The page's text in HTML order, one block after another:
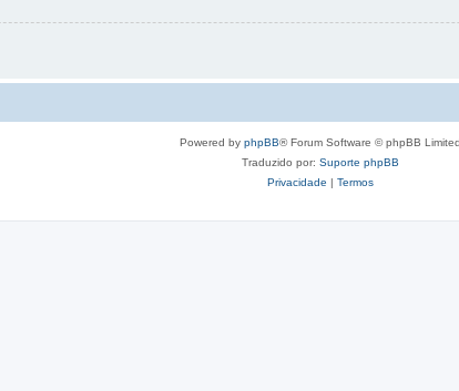
Powered by phpBB® Forum Software © phpBB Limited
Traduzido por: Suporte phpBB
Privacidade | Termos